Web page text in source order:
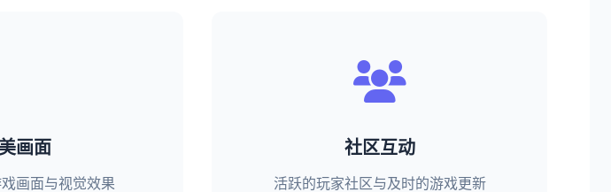
画面
画面与视觉效果
社区互动
活跃的玩家社区与及时的游戏更新